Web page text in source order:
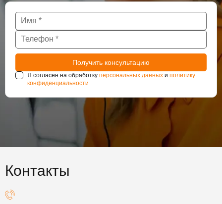
Я согласен на обработку персональных данных и политику
конфиденциальности
Контакты